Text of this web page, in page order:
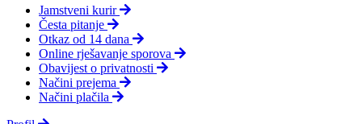
Jamstveni kurir
Česta pitanje
Otkaz od 14 dana
Online rješavanje sporova
Obavijest o privatnosti
Načini prejema
Načini plačila